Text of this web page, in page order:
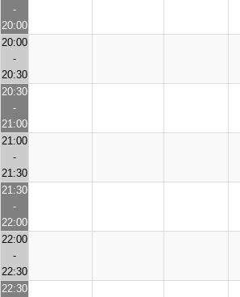
-
20:00
20:00
-
20:30
20:30
-
21:00
21:00
-
21:30
21:30
-
22:00
22:00
-
22:30
22:30